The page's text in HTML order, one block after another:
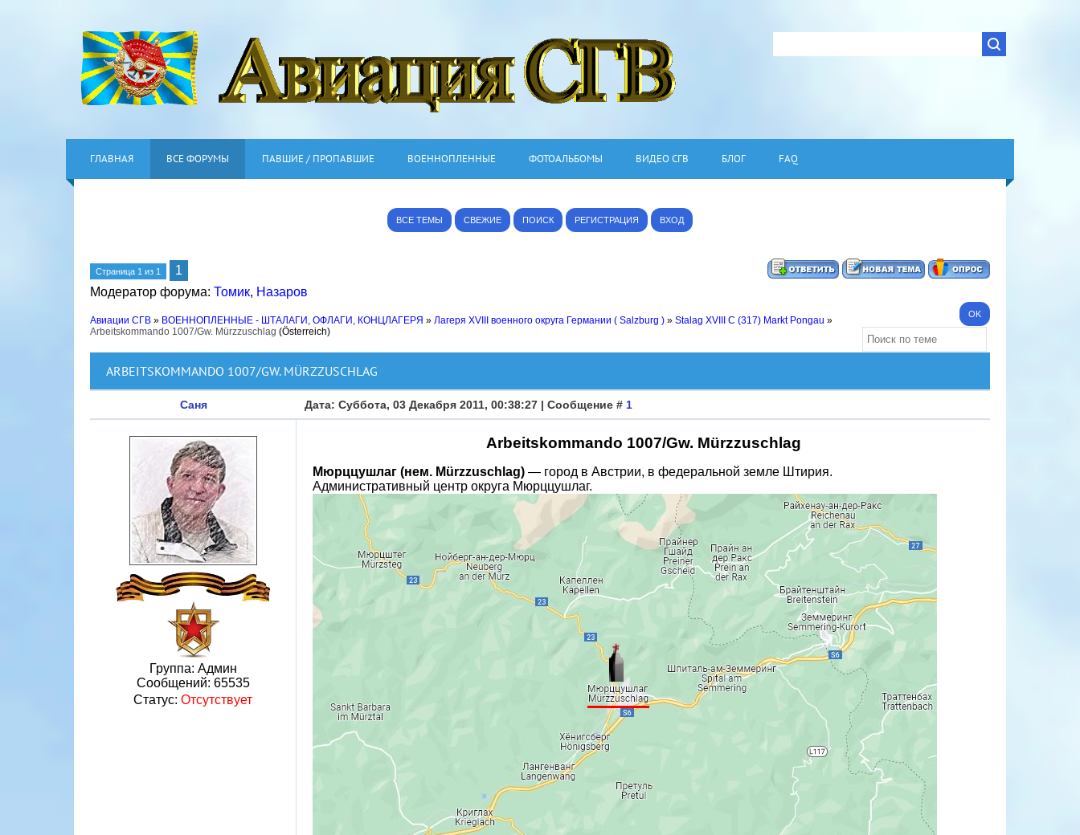
ГЛАВНАЯ ВСЕ ФОРУМЫ ПАВШИЕ / ПРОПАВШИЕ ВОЕННОПЛЕННЫЕ ФОТОАЛЬБОМЫ ВИДЕО СГВ БЛОГ FAQ
ВСЕ ТЕМЫ СВЕЖИЕ ПОИСК РЕГИСТРАЦИЯ ВХОД
Страница 1 из 1
1
Модератор форума: Томик, Назаров
Авиации СГВ » ВОЕННОПЛЕННЫЕ - ШТАЛАГИ, ОФЛАГИ, КОНЦЛАГЕРЯ » Лагеря XVIII военного округа Германии ( Salzburg ) » Stalag XVIII C (317) Markt Pongau »
Arbeitskommando 1007/Gw. Mürzzuschlag (Österreich)
ARBEITSKOMMANDO 1007/GW. MÜRZZUSCHLAG
Саня Дата: Суббота, 03 Декабря 2011, 00:38:27 | Сообщение # 1
Группа: Админ
Сообщений: 65535
Статус: Отсутствует
Arbeitskommando 1007/Gw. Mürzzuschlag
Мюрццушлаг (нем. Mürzzuschlag) — город в Австрии, в федеральной земле Штирия.
Административный центр округа Мюрццушлаг.